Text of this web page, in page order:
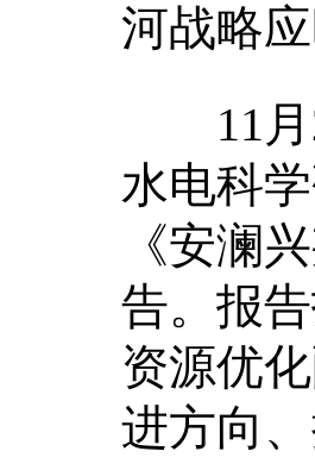
河战略应
11月
水电科
《安澜
告。报
资源优
进方向